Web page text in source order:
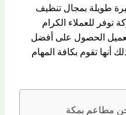
طويلة بمجال تنظيف
للعملاء الكرام
الحصول على أفضل
أنها تقوم بكافة المهام
مطاعم بمكة